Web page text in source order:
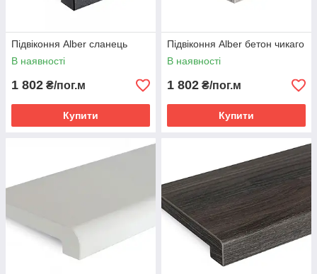
Підвіконня Alber сланець
В наявності
1 802 ₴/пог.м
Купити
Підвіконня Alber бетон чикаго
В наявності
1 802 ₴/пог.м
Купити